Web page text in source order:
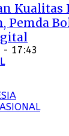
Kualitas
Pemda
- 17:43